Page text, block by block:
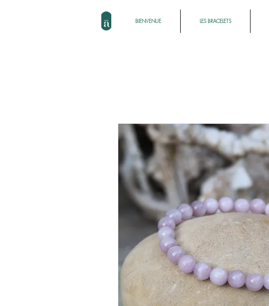
BIENVENUE LES BRACELETS